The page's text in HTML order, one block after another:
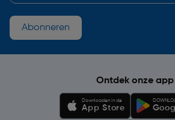
Abonneren
Ontdek onze app
Downloaden in de
App Store